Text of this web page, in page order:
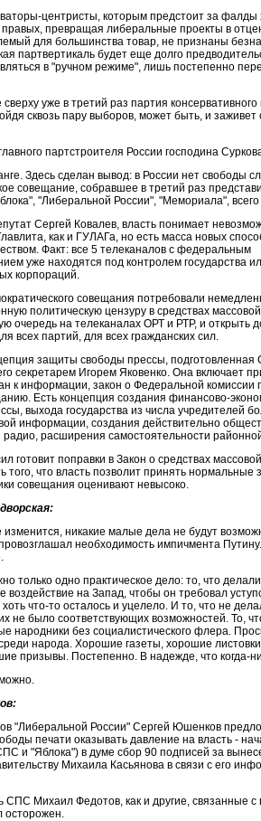
центристы, которым предстоит за фалды
превращая либеральные проекты в
для большинства товар, не признаны
партвертикаль будет еще долго
в "ручном режиме", лишь постепенно
уже в третий раз партия
сквозь пару выборов, может быть, и заживет
партстроителя России господина
Здесь сделан вывод: в России нет свободы
совещание, собравшее в третий раз
"Либеральной России", "Мемориала", всего
Сергей Ковалев, власть понимает
как и ГУЛАГа, но есть масса новых
Факт: все 5 телеканалов с федеральным
уже находятся под контролем государства
корпораций.
совещания потребовали
политическую цензуру в средствах
очередь на телеканалах ОРТ и РТР, и открыть
всех партий, для всех гражданских сил.
защиты свободы прессы, подготовленная
секретарем Игорем Яковенко. Она включает
к информации, закон о Федеральной комиссии
Есть концепция создания финансово-
выхода государства из числа учредителей
информации, создания действительно
расширения самостоятельности
готовит поправки в Закон о средствах
того, что власть позволит принять нормальные
совещания оценивают невысоко.
изменится, никакие малые дела не будут
необходимость импичмента
только одно практическое дело: то, что
воздействие на Запад, чтобы он требовал
что-то осталось и уцелело. И то, что не
не было соответствующих возможностей. То,
народники без социалистического флера.
народа. Хорошие газеты, хорошие
призывы. Постепенно. В надежде, что когда-
"Либеральной России" Сергей Юшенков
печати оказывать давление на власть -
и "Яблока") в думе сбор 90 подписей за
Михаила Касьянова в связи с его
СПС Михаил Федотов, как и другие, связанные с